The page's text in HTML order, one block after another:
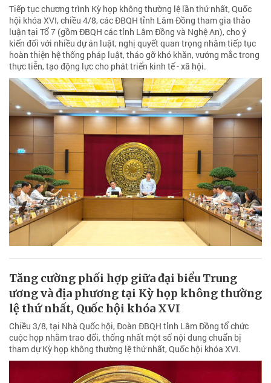
Tiếp tục chương trình Kỳ họp không thường lệ lần thứ nhất, Quốc
hội khóa XVI, chiều 4/8, các ĐBQH tỉnh Lâm Đồng tham gia thảo
luận tại Tổ 7 (gồm ĐBQH các tỉnh Lâm Đồng và Nghệ An), cho ý
kiến đối với nhiều dự án luật, nghị quyết quan trọng nhằm tiếp tục
hoàn thiện hệ thống pháp luật, tháo gỡ khó khăn, vướng mắc trong
thực tiễn, tạo động lực cho phát triển kinh tế - xã hội.
Tăng cường phối hợp giữa đại biểu Trung
ương và địa phương tại Kỳ họp không thường
lệ thứ nhất, Quốc hội khóa XVI
Chiều 3/8, tại Nhà Quốc hội, Đoàn ĐBQH tỉnh Lâm Đồng tổ chức
cuộc họp nhằm trao đổi, thống nhất một số nội dung chuẩn bị
tham dự Kỳ họp không thường lệ thứ nhất, Quốc hội khóa XVI.